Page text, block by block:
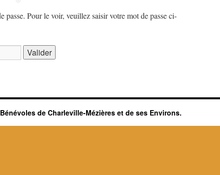
passe. Pour le voir, veuillez saisir votre mot de passe ci-
de Charleville-Mézières et de ses Environs.